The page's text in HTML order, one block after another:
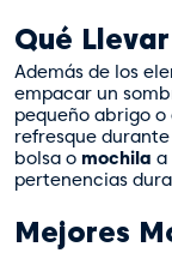
Qué
Además de los
empacar un
pequeño abrigo
refresque
bolsa o mochila a
pertenencias
Mejores